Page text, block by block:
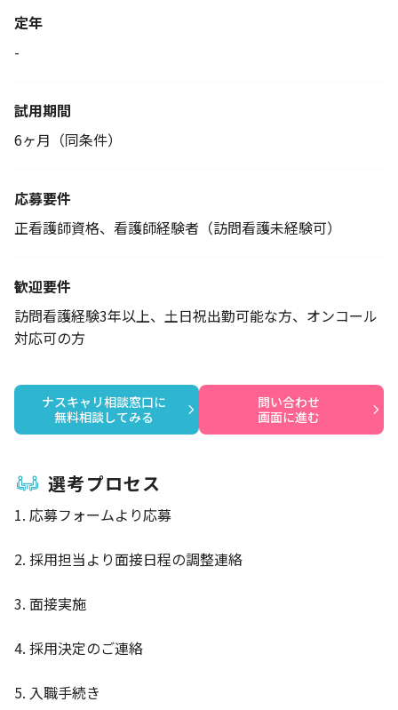
定年
-
試用期間
6ヶ月（同条件）
応募要件
正看護師資格、看護師経験者（訪問看護未経験可）
歓迎要件
訪問看護経験3年以上、土日祝出勤可能な方、オンコール
対応可の方
ナスキャリ相談窓口に
無料相談してみる
問い合わせ
画面に進む
選考プロセス
1. 応募フォームより応募
2. 採用担当より面接日程の調整連絡
3. 面接実施
4. 採用決定のご連絡
5. 入職手続き